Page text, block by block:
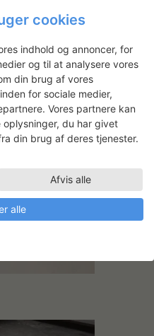
cookies
indhold og annoncer, for
og til at analysere vores
din brug af vores
for sociale medier,
Vores partnere kan
du har givet
din brug af deres tjenester.
Afvis alle
alle